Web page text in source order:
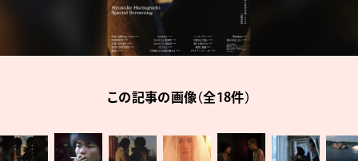
この記事の画像（全18件）